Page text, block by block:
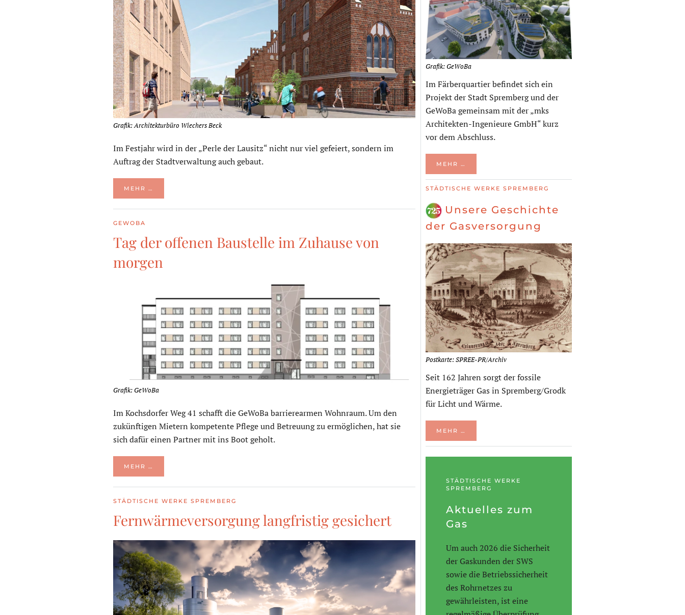
Grafik: Architekturbüro Wiechers Beck
Im Festjahr wird in der „Perle der Lausitz“ nicht nur viel gefeiert, sondern im
Auftrag der Stadtverwaltung auch gebaut.
MEHR …
GEWOBA
Tag der offenen Baustelle im Zuhause von
morgen
Grafik: GeWoBa
Im Kochsdorfer Weg 41 schafft die GeWoBa barrierearmen Wohnraum. Um den
zukünftigen Mietern kompetente Pflege und Betreuung zu ermöglichen, hat sie
sich dafür einen Partner mit ins Boot geholt.
MEHR …
STÄDTISCHE WERKE SPREMBERG
Fernwärmeversorgung langfristig gesichert
Grafik: GeWoBa
Im Färberquartier befindet sich ein
Projekt der Stadt Spremberg und der
GeWoBa gemeinsam mit der „mks
Architekten-Ingenieure GmbH“ kurz
vor dem Abschluss.
MEHR …
STÄDTISCHE WERKE SPREMBERG
Unsere Geschichte
der Gasversorgung
Postkarte: SPREE-PR/Archiv
Seit 162 Jahren sorgt der fossile
Energieträger Gas in Spremberg/Grodk
für Licht und Wärme.
MEHR …
STÄDTISCHE WERKE
SPREMBERG
Aktuelles zum
Gas
Um auch 2026 die Sicherheit
der Gaskunden der SWS
sowie die Betriebssicherheit
des Rohrnetzes zu
gewährleisten, ist eine